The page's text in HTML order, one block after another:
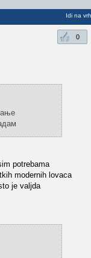
Idi na vrh
0
potrebama
modernih lovaca
je valjda